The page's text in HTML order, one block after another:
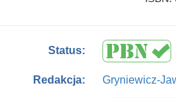
Status:
Redakcja: Gryniewicz-